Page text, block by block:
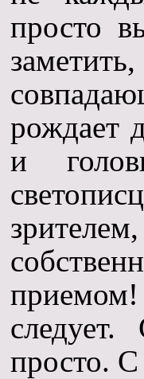
просто
рождает
и
просто.